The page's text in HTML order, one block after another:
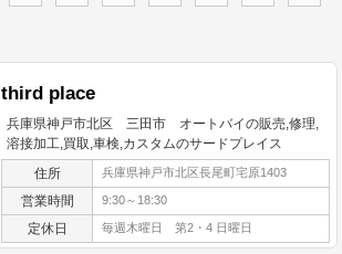
third place
兵庫県神戸市北区 三田市 オートバイの販売,修理,
溶接加工,買取,車検,カスタムのサードプレイス
住所 兵庫県神戸市北区長尾町宅原1403
営業時間 9:30～18:30
定休日 毎週木曜日 第2・4 日曜日